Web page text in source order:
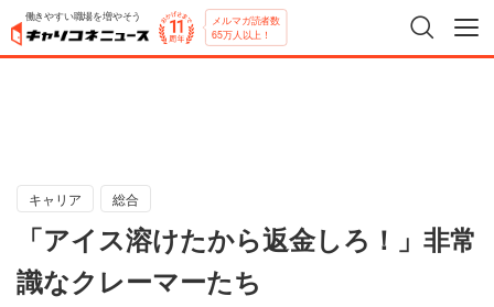
働きやすい職場を増やそう メルマガ読者数
65万人以上！
キャリア 総合
「アイス溶けたから返金しろ！」非常
識なクレーマーたち